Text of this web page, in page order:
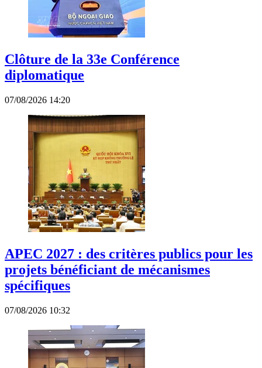
Clôture de la 33e Conférence
diplomatique
07/08/2026 14:20
APEC 2027 : des critères publics pour les
projets bénéficiant de mécanismes
spécifiques
07/08/2026 10:32